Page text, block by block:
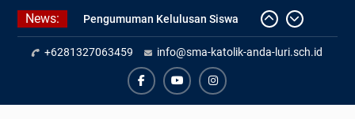
Skip
content
News:
Pengumuman Kelulusan Siswa
Kelas XII SMAK Anda Luri
Pelantikan Pengurus Osis SMAK
Anda Luri
Penilaian Sumatif Akhir Tahun
+6281327063459 info@sma-katolik-anda-luri.sch.id
FacebookYoutubeInstagram